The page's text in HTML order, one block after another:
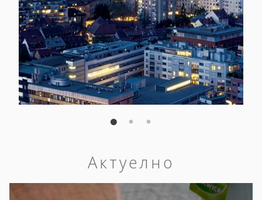
Актуелно